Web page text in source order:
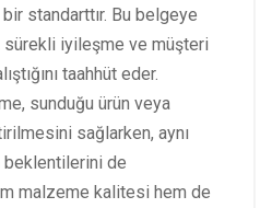
standarttır. Bu belgeye
iyileşme ve müşteri
taahhüt eder.
sunduğu ürün veya
sağlarken, aynı
beklentilerini de
malzeme kalitesi hem de